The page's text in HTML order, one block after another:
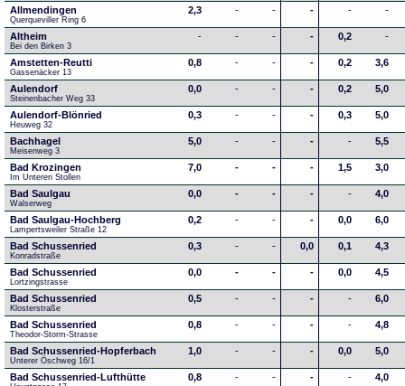
Allmendingen
Querqueviller Ring 6
2,3 - - - - -
Altheim
Bei den Birken 3
- - - - 0,2 -
Amstetten-Reutti
Gassenäcker 13
0,8 - - - 0,2 3,6
Aulendorf
Steinenbacher Weg 33
0,0 - - - 0,2 5,0
Aulendorf-Blönried
Heuweg 32
0,3 - - - 0,3 5,0
Bachhagel
Meisenweg 3
5,0 - - - - 5,5
Bad Krozingen
Im Unteren Stollen
7,0 - - - 1,5 3,0
Bad Saulgau
Walserweg
0,0 - - - - 4,0
Bad Saulgau-Hochberg
Lampertsweiler Straße 12
0,2 - - - 0,0 6,0
Bad Schussenried
Konradstraße
0,3 - - 0,0 0,1 4,3
Bad Schussenried
Lortzingstrasse
0,0 - - - 0,0 4,5
Bad Schussenried
Klosterstraße
0,5 - - - - 6,0
Bad Schussenried
Theodor-Storm-Strasse
0,8 - - - - 4,8
Bad Schussenried-Hopferbach
Unterer Öschweg 16/1
1,0 - - - 0,0 5,0
Bad Schussenried-Lufthütte 0,8 - - - - 4,0